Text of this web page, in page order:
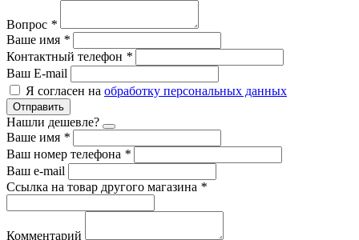
Вопрос *
Ваше имя *
Контактный телефон *
Ваш E-mail
Я согласен на обработку персональных данных
Отправить
Нашли дешевле?
Ваше имя *
Ваш номер телефона *
Ваш e-mail
Ссылка на товар другого магазина *
Комментарий